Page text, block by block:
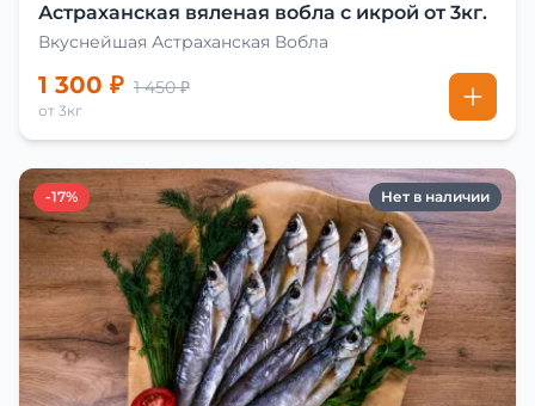
Астраханская вяленая вобла с икрой от 3кг.
Вкуснейшая Астраханская Вобла
1 300 ₽ 1 450 ₽
от 3кг
-17% Нет в наличии